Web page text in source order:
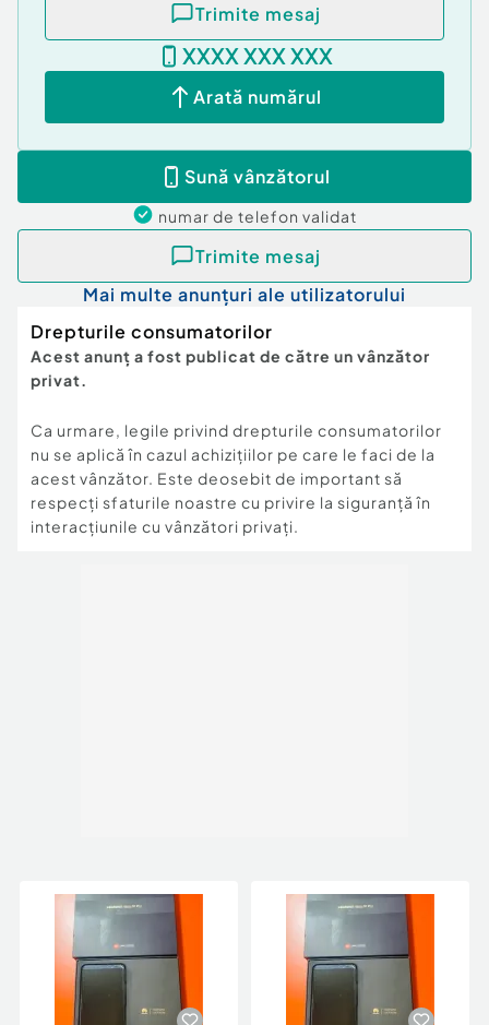
Trimite mesaj
XXXX XXX XXX
Arată numărul
Sună vânzătorul
numar de telefon validat
Trimite mesaj
Mai multe anunțuri ale utilizatorului
Drepturile consumatorilor
Acest anunț a fost publicat de către un vânzător
privat.
Ca urmare, legile privind drepturile consumatorilor
nu se aplică în cazul achizițiilor pe care le faci de la
acest vânzător. Este deosebit de important să
respecți sfaturile noastre cu privire la siguranță în
interacțiunile cu vânzători privați.